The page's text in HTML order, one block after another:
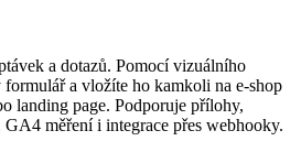
a dotazů. Pomocí vizuálního
a vložíte ho kamkoli na e-shop
landing page. Podporuje přílohy,
měření i integrace přes webhooky.